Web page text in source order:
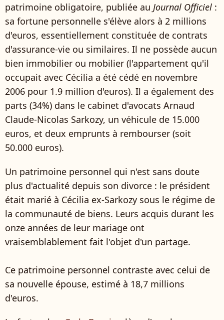
patrimoine obligatoire, publiée au Journal Officiel :
sa fortune personnelle s'élève alors à 2 millions
d'euros, essentiellement constituée de contrats
d'assurance-vie ou similaires. Il ne possède aucun
bien immobilier ou mobilier (l'appartement qu'il
occupait avec Cécilia a été cédé en novembre
2006 pour 1.9 million d'euros). Il a également des
parts (34%) dans le cabinet d'avocats Arnaud
Claude-Nicolas Sarkozy, un véhicule de 15.000
euros, et deux emprunts à rembourser (soit
50.000 euros).
Un patrimoine personnel qui n'est sans doute
plus d'actualité depuis son divorce : le président
était marié à Cécilia ex-Sarkozy sous le régime de
la communauté de biens. Leurs acquis durant les
onze années de leur mariage ont
vraisemblablement fait l'objet d'un partage.
Ce patrimoine personnel contraste avec celui de
sa nouvelle épouse, estimé à 18,7 millions
d'euros.